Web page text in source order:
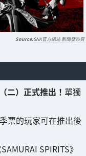
SNK官方網站 新聞發布頁
二）正式推出！ 單獨
票的玩家可在推出後
SPIRITS》